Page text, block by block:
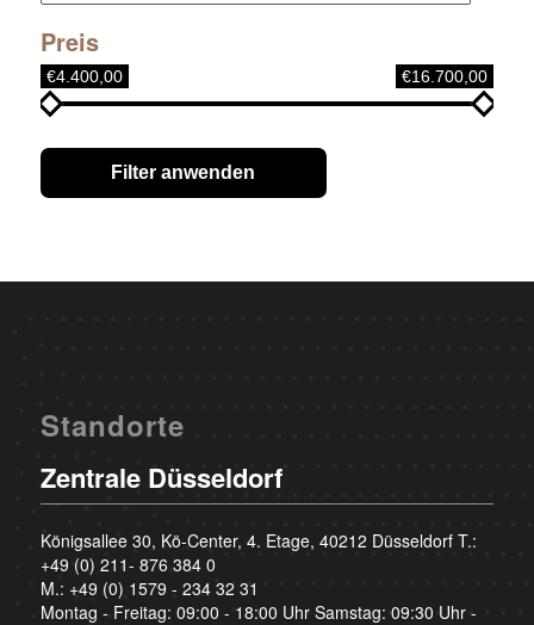
Preis
€4.400,00 €16.700,00
Filter anwenden
Standorte
Zentrale Düsseldorf
Königsallee 30, Kö-Center, 4. Etage, 40212 Düsseldorf T.:
+49 (0) 211- 876 384 0
M.: +49 (0) 1579 - 234 32 31
Montag - Freitag: 09:00 - 18:00 Uhr Samstag: 09:30 Uhr -